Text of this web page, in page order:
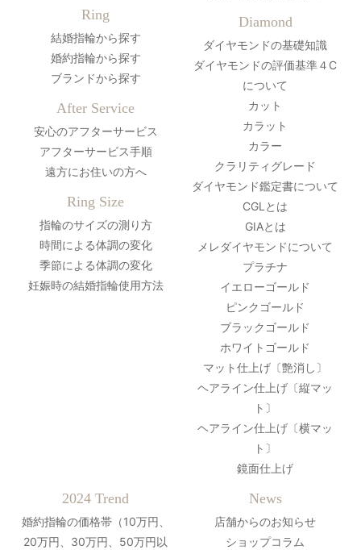
Ring
結婚指輪から探す
婚約指輪から探す
ブランドから探す
After Service
安心のアフターサービス
アフターサービス手順
遠方にお住いの方へ
Ring Size
指輪のサイズの測り方
時間による体調の変化
季節による体調の変化
妊娠時の結婚指輪使用方法
Diamond
ダイヤモンドの基礎知識
ダイヤモンドの評価基準４C
について
カット
カラット
カラー
クラリティグレード
ダイヤモンド鑑定書について
CGLとは
GIAとは
メレダイヤモンドについて
プラチナ
イエローゴールド
ピンクゴールド
ブラックゴールド
ホワイトゴールド
マット仕上げ〔艶消し〕
ヘアライン仕上げ〔縦マッ
ト〕
ヘアライン仕上げ〔横マッ
ト〕
鏡面仕上げ
2024 Trend
婚約指輪の価格帯（10万円、
20万円、30万円、50万円以
News
店舗からのお知らせ
ショップコラム